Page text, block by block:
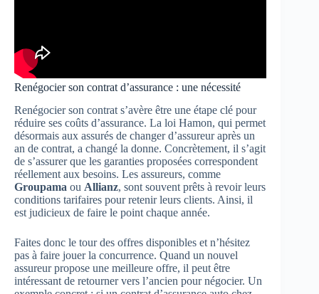
Renégocier son contrat d’assurance : une nécessité
Renégocier son contrat s’avère être une étape clé pour
réduire ses coûts d’assurance. La loi Hamon, qui permet
désormais aux assurés de changer d’assureur après un
an de contrat, a changé la donne. Concrètement, il s’agit
de s’assurer que les garanties proposées correspondent
réellement aux besoins. Les assureurs, comme
Groupama ou Allianz, sont souvent prêts à revoir leurs
conditions tarifaires pour retenir leurs clients. Ainsi, il
est judicieux de faire le point chaque année.
Faites donc le tour des offres disponibles et n’hésitez
pas à faire jouer la concurrence. Quand un nouvel
assureur propose une meilleure offre, il peut être
intéressant de retourner vers l’ancien pour négocier. Un